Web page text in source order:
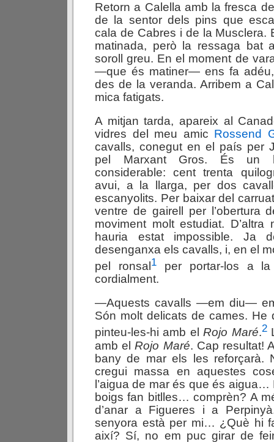
Retorn a Calella amb la fresca
de la sentor dels pins que
cala de Cabres i de la Musclera.
matinada, però la ressaga bat
soroll greu. En el moment de
—que és matiner— ens fa
des de la veranda. Arribem a
mica fatigats.
A mitjan tarda, apareix al
vidres del meu amic Rossend
cavalls, conegut en el país per
pel Marxant Gros. És un
considerable: cent trenta
avui, a la llarga, per dos
escanyolits. Per baixar del
ventre de gairell per l’obertura
moviment molt estudiat. D’altra
hauria estat impossible. Ja
desenganxa els cavalls, i, en el
pel ronsal 1per portar-los a la
cordialment.
—Aquests cavalls —em diu—
Són molt delicats de cames. He
pinteu-les-hi amb elRojo Maré.2
amb elRojo Maré. Cap resultat!
bany de mar els les reforçarà.
cregui massa en aquestes
l’aigua de mar és que és aigua…
boigs fan bitlles… comprèn? A
d’anar a Figueres i a
senyora està per mi… ¿Què hi
així? Sí, no em puc girar de